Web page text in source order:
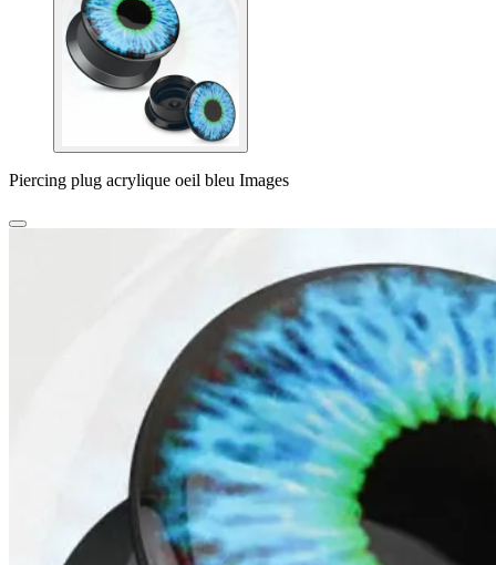
Piercing plug acrylique oeil bleu Images